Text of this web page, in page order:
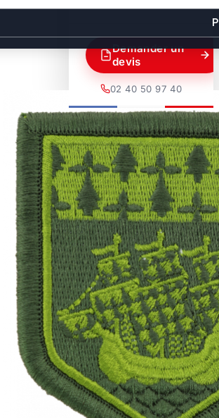
Demander un
devis
02 40 50 97 40